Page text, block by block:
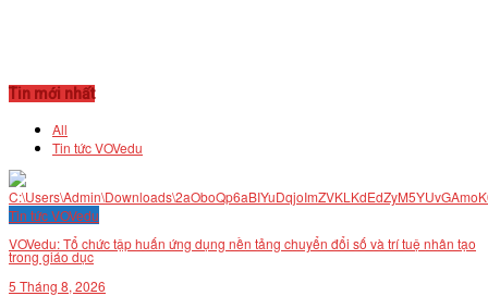
Tin mới nhất
All
Tin tức VOVedu
Tin tức VOVedu
VOVedu: Tổ chức tập huấn ứng dụng nền tảng chuyển đổi số và trí tuệ nhân tạo
trong giáo dục
5 Tháng 8, 2026